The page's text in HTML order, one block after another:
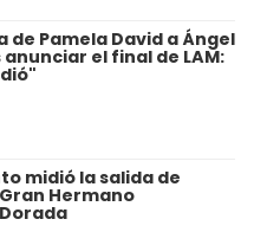
de Pamela David a Ángel
el final de LAM:
midió la salida de
Hermano